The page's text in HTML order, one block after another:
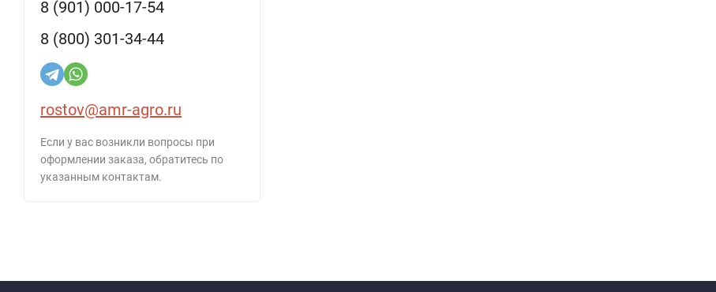
8 (901) 000-17-54
8 (800) 301-34-44
rostov@amr-agro.ru
Если у вас возникли вопросы при
оформлении заказа, обратитесь по
указанным контактам.